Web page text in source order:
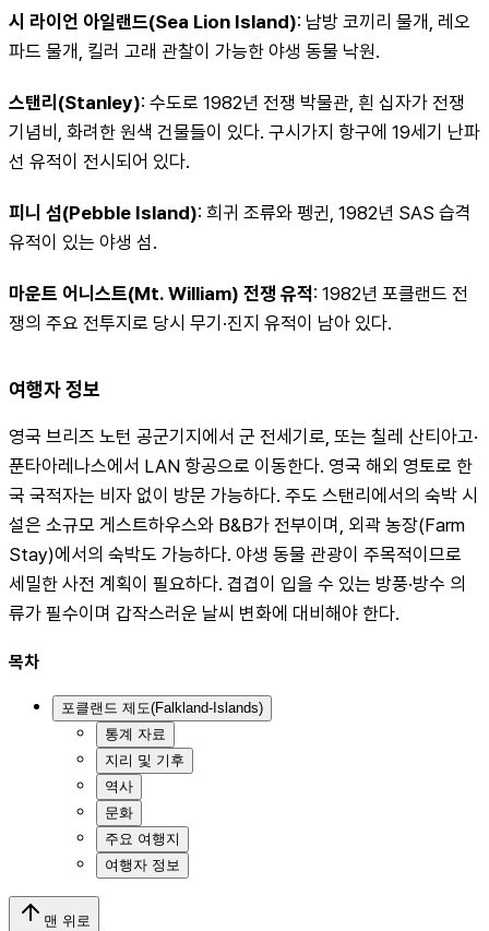
시 라이언 아일랜드(Sea Lion Island): 남방 코끼리 물개, 레오
파드 물개, 킬러 고래 관찰이 가능한 야생 동물 낙원.
스탠리(Stanley): 수도로 1982년 전쟁 박물관, 흰 십자가 전쟁
기념비, 화려한 원색 건물들이 있다. 구시가지 항구에 19세기 난파
선 유적이 전시되어 있다.
피니 섬(Pebble Island): 희귀 조류와 펭귄, 1982년 SAS 습격
유적이 있는 야생 섬.
마운트 어니스트(Mt. William) 전쟁 유적: 1982년 포클랜드 전
쟁의 주요 전투지로 당시 무기·진지 유적이 남아 있다.
여행자 정보
영국 브리즈 노턴 공군기지에서 군 전세기로, 또는 칠레 산티아고·
푼타아레나스에서 LAN 항공으로 이동한다. 영국 해외 영토로 한
국 국적자는 비자 없이 방문 가능하다. 주도 스탠리에서의 숙박 시
설은 소규모 게스트하우스와 B&B가 전부이며, 외곽 농장(Farm
Stay)에서의 숙박도 가능하다. 야생 동물 관광이 주목적이므로
세밀한 사전 계획이 필요하다. 겹겹이 입을 수 있는 방풍·방수 의
류가 필수이며 갑작스러운 날씨 변화에 대비해야 한다.
목차
포클랜드 제도(Falkland-Islands)
통계 자료
지리 및 기후
역사
문화
주요 여행지
여행자 정보
맨 위로